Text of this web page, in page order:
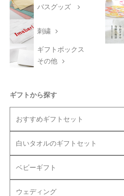
バスグッズ
刺繍
ギフトボックス
その他
ギフトから探す
おすすめギフトセット
白いタオルのギフトセット
ベビーギフト
ウェディング